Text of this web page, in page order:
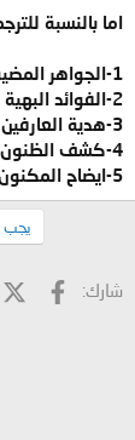
اما بالنسبة
1-الجواهر المضية
2-الفوائد البهية
3-هدية العارفين
4-كشف الظنون
5-ايضاح المكنون
يجب
شارك: فيسبوك